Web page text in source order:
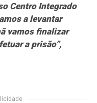
Centro Integrado
a levantar
vamos finalizar
a prisão”,